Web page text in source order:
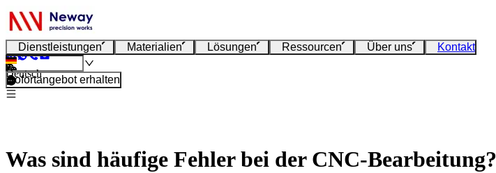
Dienstleistungen Materialien Lösungen Ressourcen Über uns Kontakt
Deutsch
Sofortangebot erhalten
Was sind häufige Fehler bei der CNC-Bearbeitung?